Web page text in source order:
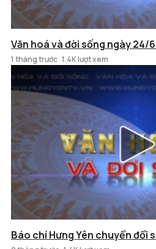
Văn hoá và đời sống ngày 24/
1 tháng trước 1.4K lượt xem
Báo chí Hưng Yên chuyển đổi